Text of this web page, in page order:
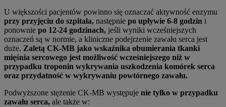
U większości pacjentów powinno się oznaczać aktywność enzymu
przy przyjęciu do szpitala, następnie po upływie 6-8 godzin i
ponownie po 12-24 godzinach, jeśli wyniki wcześniejszych
oznaczeń są w normie, a kliniczne podejrzenie zawału serca jest
duże. Zaletą CK-MB jako wskaźnika obumierania tkanki
mięśnia sercowego jest możliwość wcześniejszego niż w
przypadku troponin wykrywania uszkodzenia komórek serca
oraz przydatność w wykrywaniu powtórnego zawału.
Podwyższone stężenie CK-MB występuje nie tylko w przypadku
zawału serca, ale także w: